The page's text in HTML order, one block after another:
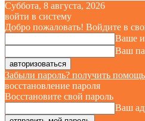
Суббота, 8 августа, 2026
войти в систему
Добро пожаловать! Войдите в
Ваше
Ваш
Забыли пароль? получить помощь
восстановление пароля
Восстановите свой пароль
Ваш